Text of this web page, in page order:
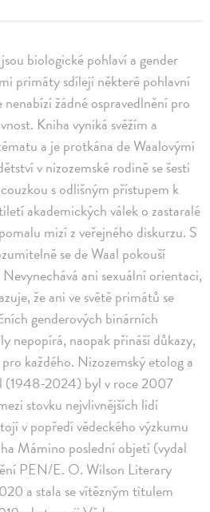
biologické pohlaví a gender
primáty sdílejí některé pohlavní
žádné ospravedlnění pro
Kniha vyniká svěžím a
a je protkána de Waalovými
v nizozemské rodině se šesti
s odlišným přístupem k
akademických válek o zastaralé
mizí z veřejného diskurzu. S
se de Waal pokouší
ani sexuální orientaci,
že ani ve světě primátů se
genderových binárních
nepopírá, naopak přináší důkazy,
každého. Nizozemský etolog a
(1948-2024) byl v roce 2007
stovku nejvlivnějších lidí
v popředí vědeckého výzkumu
Mámino poslední objetí (vydal
PEN/E. O. Wilson Literary
a stala se vítězným titulem